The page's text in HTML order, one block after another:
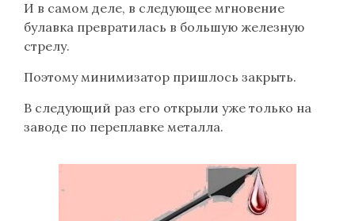
И в самом деле, в следующее мгновение
булавка превратилась в большую железную
стрелу.
Поэтому минимизатор пришлось закрыть.
В следующий раз его открыли уже только на
заводе по переплавке металла.